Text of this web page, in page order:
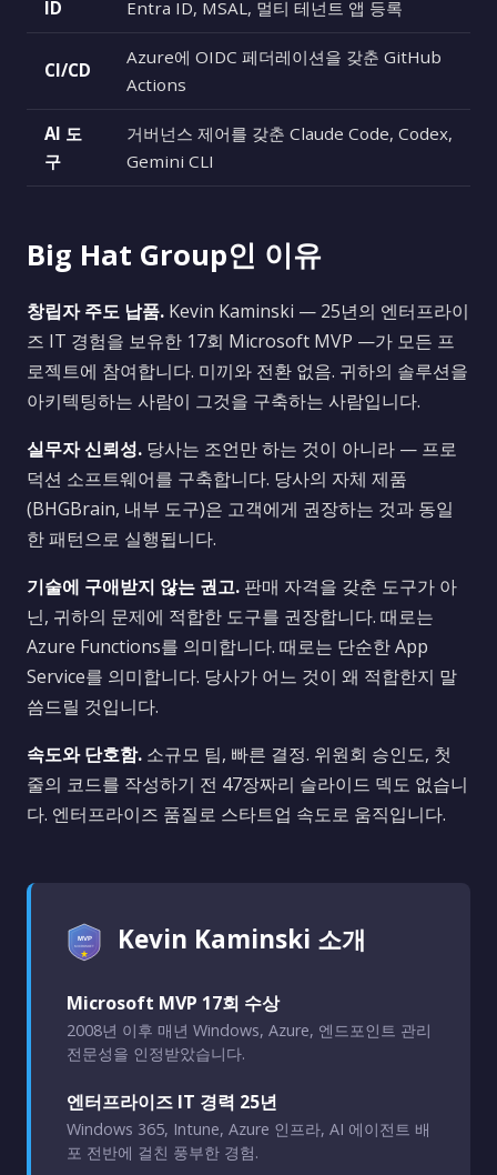
ID Entra ID, MSAL, 멀티 테넌트 앱 등록
CI/CD
Azure에 OIDC 페더레이션을 갖춘 GitHub
Actions
AI 도
구
거버넌스 제어를 갖춘 Claude Code, Codex,
Gemini CLI
Big Hat Group인 이유
창립자 주도 납품. Kevin Kaminski — 25년의 엔터프라이
즈 IT 경험을 보유한 17회 Microsoft MVP —가 모든 프
로젝트에 참여합니다. 미끼와 전환 없음. 귀하의 솔루션을
아키텍팅하는 사람이 그것을 구축하는 사람입니다.
실무자 신뢰성. 당사는 조언만 하는 것이 아니라 — 프로
덕션 소프트웨어를 구축합니다. 당사의 자체 제품
(BHGBrain, 내부 도구)은 고객에게 권장하는 것과 동일
한 패턴으로 실행됩니다.
기술에 구애받지 않는 권고. 판매 자격을 갖춘 도구가 아
닌, 귀하의 문제에 적합한 도구를 권장합니다. 때로는
Azure Functions를 의미합니다. 때로는 단순한 App
Service를 의미합니다. 당사가 어느 것이 왜 적합한지 말
씀드릴 것입니다.
속도와 단호함. 소규모 팀, 빠른 결정. 위원회 승인도, 첫
줄의 코드를 작성하기 전 47장짜리 슬라이드 덱도 없습니
다. 엔터프라이즈 품질로 스타트업 속도로 움직입니다.
Kevin Kaminski 소개
Microsoft MVP 17회 수상
2008년 이후 매년 Windows, Azure, 엔드포인트 관리
전문성을 인정받았습니다.
엔터프라이즈 IT 경력 25년
Windows 365, Intune, Azure 인프라, AI 에이전트 배
포 전반에 걸친 풍부한 경험.